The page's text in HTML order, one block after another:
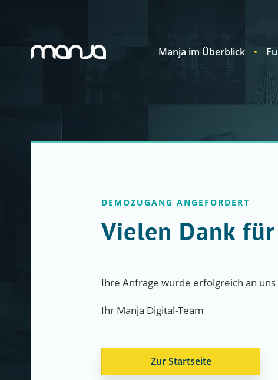
Navigation Manja im Überblick
DEMOZUGANG ANGEFORDERT
Vielen Dank
Ihre Anfrage wurde erfolgreich an
Ihr Manja Digital-Team
Zur Startseite